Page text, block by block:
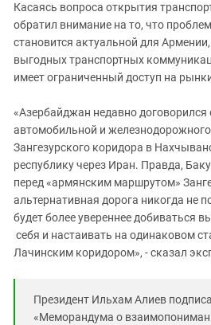
Касаясь вопроса открытия
обратил внимание на то, что
становится актуальной для
выгодных транспортных
имеет ограниченный доступ на
«Азербайджан недавно договорился
автомобильной и
Зангезурского коридора в
республику через Иран. Правда,
перед «армянским маршрутом»
альтернативная дорога никогда не
будет более увереннее добиваться
себя и настаивать на одинаковом
Лачинским коридором», - сказал
Президент Ильхам Алиев
«Меморандума о